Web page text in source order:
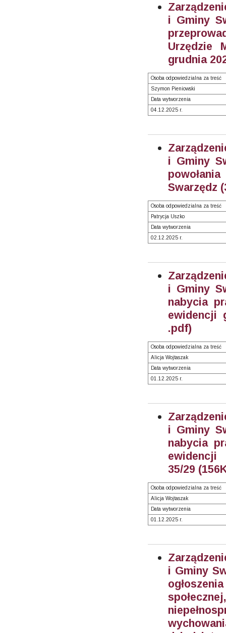
i Gminy
Urzędzie
grudnia
Osoba odpowiedzialna za treść
Szymon Pieniowski
Data wytworzenia
04.12.2025 r.
i Gminy
Swarzędz
Osoba odpowiedzialna za treść
Patrycja Uszko
Data wytworzenia
02.12.2025 r.
i Gminy
nabycia
ewidencji
.pdf)
Osoba odpowiedzialna za treść
Alicja Wojtaszak
Data wytworzenia
01.12.2025 r.
i Gminy
nabycia
35/29
Osoba odpowiedzialna za treść
Alicja Wojtaszak
Data wytworzenia
01.12.2025 r.
i Gminy